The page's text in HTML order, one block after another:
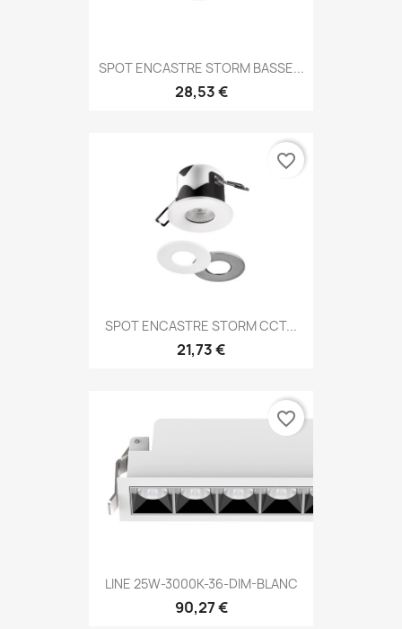
SPOT ENCASTRE STORM BASSE...
28,53 €
SPOT ENCASTRE STORM CCT...
21,73 €
favorite_border
LINE 25W-3000K-36-DIM-BLANC
90,27 €
favorite_border